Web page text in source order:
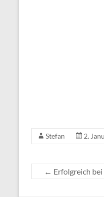
Stefan 2.
← Erfolgreich